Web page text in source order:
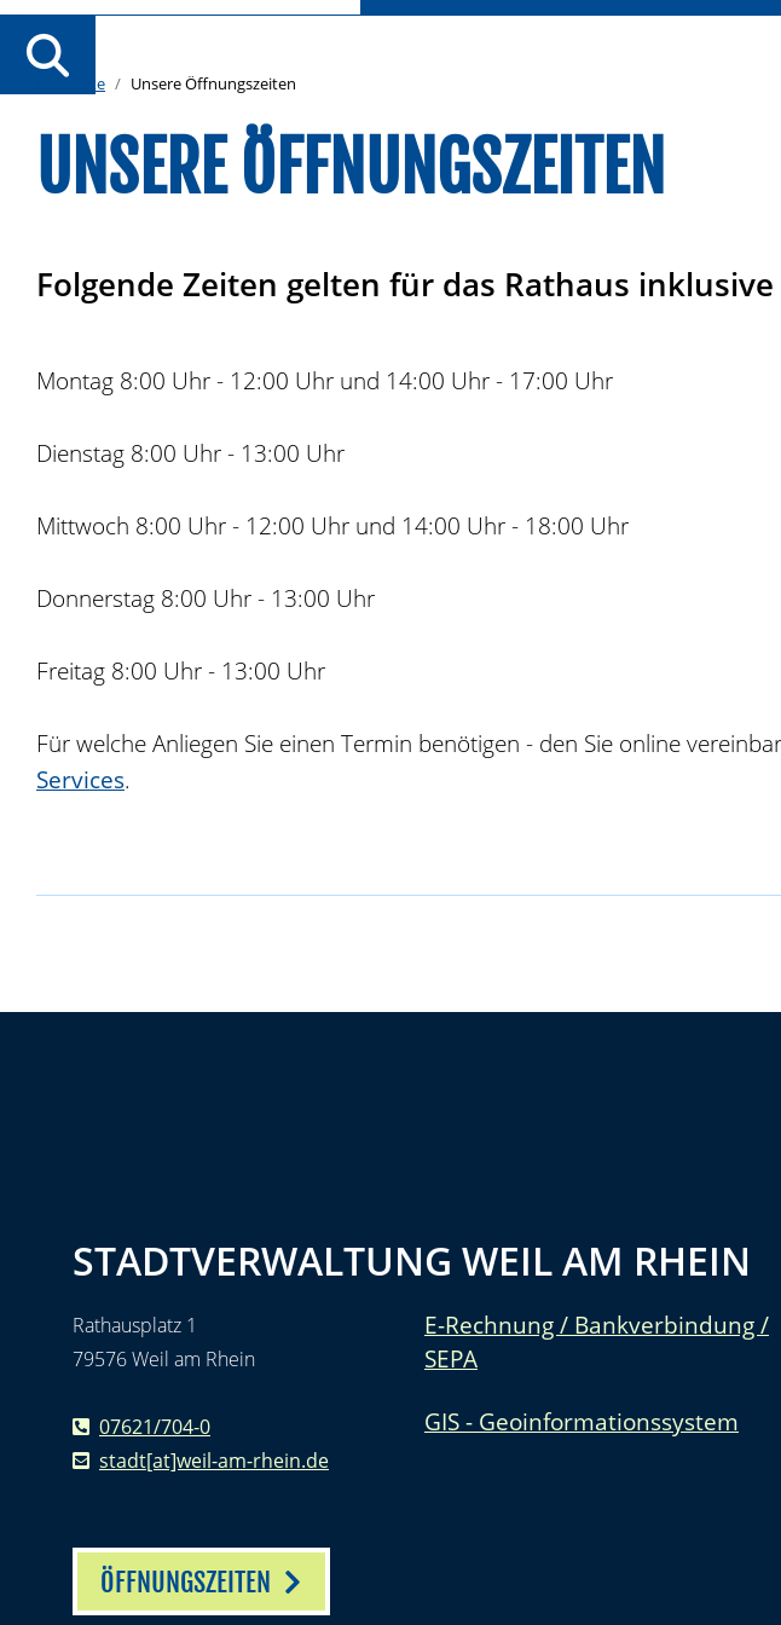
Startseite Unsere Öffnungszeiten
UNSERE ÖFFNUNGSZEITEN
Folgende Zeiten gelten für das Rathaus
Montag 8:00 Uhr - 12:00 Uhr und 14:00 Uhr - 17:00 Uhr
Dienstag 8:00 Uhr - 13:00 Uhr
Mittwoch 8:00 Uhr - 12:00 Uhr und 14:00 Uhr - 18:00 Uhr
Donnerstag 8:00 Uhr - 13:00 Uhr
Freitag 8:00 Uhr - 13:00 Uhr
Für welche Anliegen Sie einen Termin benötigen - den Sie online
Services.
STADTVERWALTUNG WEIL AM RHEIN
Rathausplatz 1
79576 Weil am Rhein
07621/704-0
stadt[at]weil-am-rhein.de
ÖFFNUNGSZEITEN
E-Rechnung / Bankverbindung /
SEPA
GIS - Geoinformationssystem